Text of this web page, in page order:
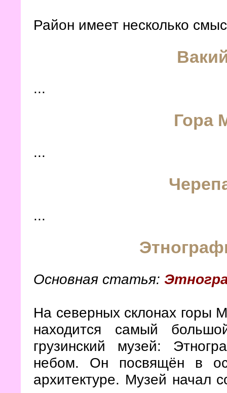
Район имеет несколько
...
Гора
...
...
Основная статья:
На северных склонах горы
находится самый
грузинский музей:
небом. Он посвящён в
архитектуре. Музей начал